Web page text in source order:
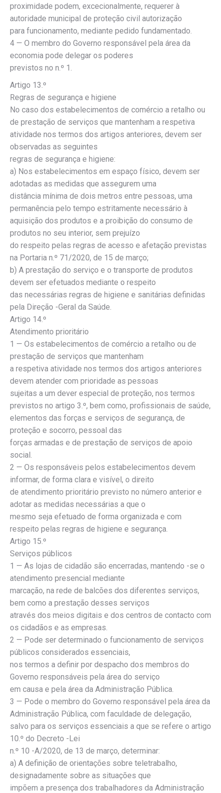
proximidade podem, excecionalmente, requerer à
autoridade municipal de proteção civil autorização
para funcionamento, mediante pedido fundamentado.
4 — O membro do Governo responsável pela área da
economia pode delegar os poderes
previstos no n.º 1.
Artigo 13.º
Regras de segurança e higiene
No caso dos estabelecimentos de comércio a retalho ou
de prestação de serviços que mantenham a respetiva
atividade nos termos dos artigos anteriores, devem ser
observadas as seguintes
regras de segurança e higiene:
a) Nos estabelecimentos em espaço físico, devem ser
adotadas as medidas que assegurem uma
distância mínima de dois metros entre pessoas, uma
permanência pelo tempo estritamente necessário à
aquisição dos produtos e a proibição do consumo de
produtos no seu interior, sem prejuízo
do respeito pelas regras de acesso e afetação previstas
na Portaria n.º 71/2020, de 15 de março;
b) A prestação do serviço e o transporte de produtos
devem ser efetuados mediante o respeito
das necessárias regras de higiene e sanitárias definidas
pela Direção -Geral da Saúde.
Artigo 14.º
Atendimento prioritário
1 — Os estabelecimentos de comércio a retalho ou de
prestação de serviços que mantenham
a respetiva atividade nos termos dos artigos anteriores
devem atender com prioridade as pessoas
sujeitas a um dever especial de proteção, nos termos
previstos no artigo 3.º, bem como, profissionais de saúde,
elementos das forças e serviços de segurança, de
proteção e socorro, pessoal das
forças armadas e de prestação de serviços de apoio
social.
2 — Os responsáveis pelos estabelecimentos devem
informar, de forma clara e visível, o direito
de atendimento prioritário previsto no número anterior e
adotar as medidas necessárias a que o
mesmo seja efetuado de forma organizada e com
respeito pelas regras de higiene e segurança.
Artigo 15.º
Serviços públicos
1 — As lojas de cidadão são encerradas, mantendo -se o
atendimento presencial mediante
marcação, na rede de balcões dos diferentes serviços,
bem como a prestação desses serviços
através dos meios digitais e dos centros de contacto com
os cidadãos e as empresas.
2 — Pode ser determinado o funcionamento de serviços
públicos considerados essenciais,
nos termos a definir por despacho dos membros do
Governo responsáveis pela área do serviço
em causa e pela área da Administração Pública.
3 — Pode o membro do Governo responsável pela área da
Administração Pública, com faculdade de delegação,
salvo para os serviços essenciais a que se refere o artigo
10.º do Decreto -Lei
n.º 10 -A/2020, de 13 de março, determinar:
a) A definição de orientações sobre teletrabalho,
designadamente sobre as situações que
impõem a presença dos trabalhadores da Administração